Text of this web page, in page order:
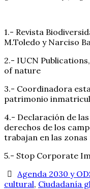
1.- Revista
M.Toledo y Narciso
2.- IUCN
of nature
3.- Coordinadora
patrimonio
4.- Declaración de
derechos de los
trabajan en las zonas
5.- Stop Corporate
Agenda 2030 y
cultural, Ciudadanía